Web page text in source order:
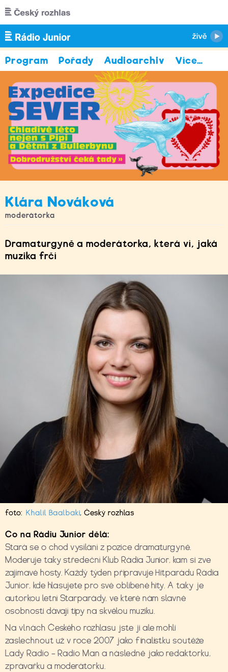
Přejít k hlavnímu obsahu
Program Pořady Audioarchiv Více…
Klára Nováková
moderátorka
Dramaturgyně a moderátorka, která ví, jaká
muzika frčí
foto: Khalil Baalbaki,Český rozhlas
Co na Rádiu Junior dělá:
Stará se o chod vysílání z pozice dramaturgyně.
Moderuje taky středeční Klub Rádia Junior, kam si zve
zajímavé hosty. Každý týden připravuje Hitparádu Rádia
Junior, kde hlasujete pro své oblibené hity. A taky je
autorkou letní Starparády, ve které nám slavné
osobnosti dávají tipy na skvělou muziku.
Na vlnách Českého rozhlasu jste ji ale mohli
zaslechnout už v roce 2007 jako finalistku soutěže
Lady Radio – Radio Man a následně jako redaktorku,
zprávařku a moderátorku.